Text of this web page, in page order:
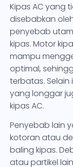
Kipas AC yang
disebabkan
penyebab
kipas. Motor
mampu
optimal,
terbatas. Selain
yang longgar
kipas AC.
Penyebab lain
kotoran atau
baling kipas.
atau partikel